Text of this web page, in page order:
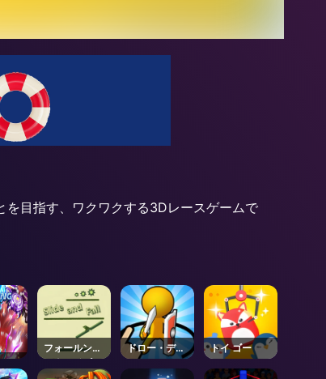
目指す、ワクワクする3Dレースゲームで
フォールンパ
スウェイズ
ドロー・ディ
フェンス
トイ ゴー